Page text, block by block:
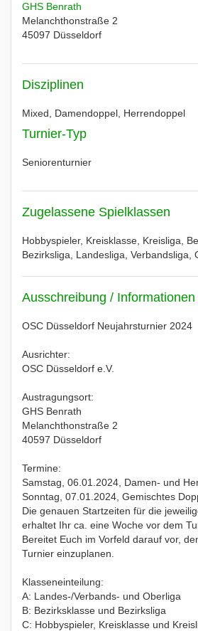
GHS Benrath
Melanchthonstraße 2
45097 Düsseldorf
Disziplinen
Mixed, Damendoppel, Herrendoppel
Turnier-Typ
Seniorenturnier
Zugelassene Spielklassen
Hobbyspieler, Kreisklasse, Kreisliga,
Bezirksliga, Landesliga, Verbandsliga,
Ausschreibung /
OSC Düsseldorf Neujahrsturnier 2024
Ausrichter:
OSC Düsseldorf e.V.
Austragungsort:
GHS Benrath
Melanchthonstraße 2
40597 Düsseldorf
Termine:
Samstag, 06.01.2024, Damen- und
Sonntag, 07.01.2024, Gemischtes
Die genauen Startzeiten für die
erhaltet Ihr ca. eine Woche vor dem
Bereitet Euch im Vorfeld darauf vor,
Turnier einzuplanen.
Klasseneinteilung:
A: Landes-/Verbands- und Oberliga
B: Bezirksklasse und Bezirksliga
C: Hobbyspieler, Kreisklasse und